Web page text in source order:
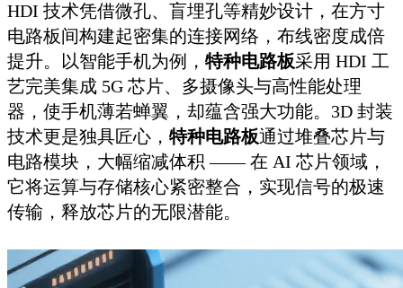
HDI 技术凭借微孔、盲埋孔等精妙设计，在方寸
电路板间构建起密集的连接网络，布线密度成倍
提升。以智能手机为例， 特种电路板采用 HDI 工
艺完美集成 5G 芯片、多摄像头与高性能处理
器，使手机薄若蝉翼，却蕴含强大功能。3D 封装
技术更是独具匠心， 特种电路板通过堆叠芯片与
电路模块，大幅缩减体积 —— 在 AI 芯片领域，
它将运算与存储核心紧密整合，实现信号的极速
传输，释放芯片的无限潜能。